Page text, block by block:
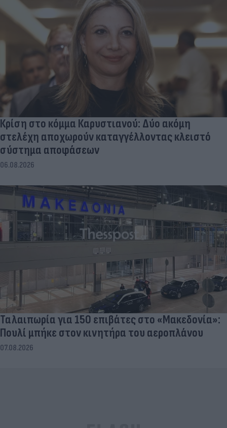
Κρίση στο κόμμα Καρυστιανού: Δύο ακόμη
στελέχη αποχωρούν καταγγέλλοντας κλειστό
σύστημα αποφάσεων
06.08.2026
Ταλαιπωρία για 150 επιβάτες στο «Μακεδονία»:
Πουλί μπήκε στον κινητήρα του αεροπλάνου
07.08.2026